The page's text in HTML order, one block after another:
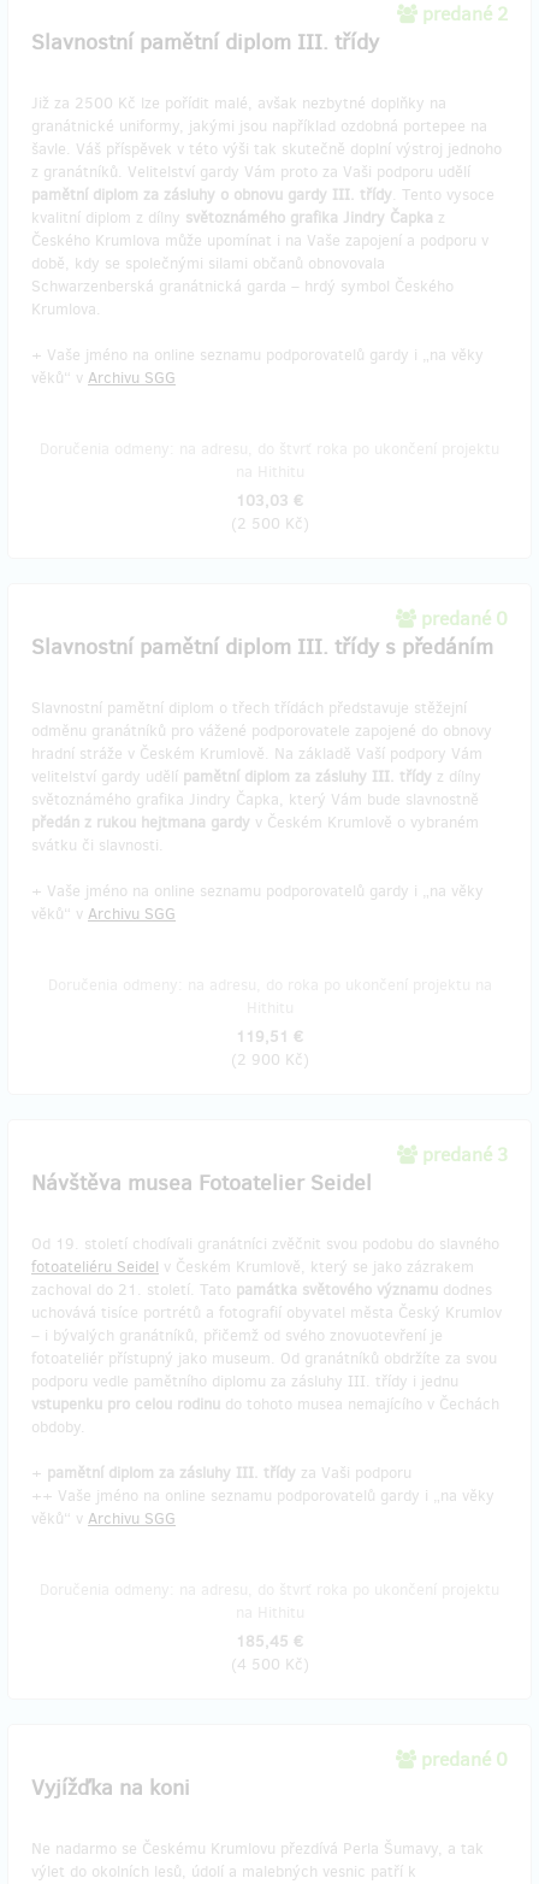
predané 2
Slavnostní pamětní diplom III. třídy
Již za 2500 Kč lze pořídit malé, avšak nezbytné doplňky na
granátnické uniformy, jakými jsou například ozdobná portepee na
šavle. Váš příspěvek v této výši tak skutečně doplní výstroj jednoho
z granátníků. Velitelství gardy Vám proto za Vaši podporu udělí
pamětní diplom za zásluhy o obnovu gardy III. třídy. Tento vysoce
kvalitní diplom z dílny světoznámého grafika Jindry Čapka z
Českého Krumlova může upomínat i na Vaše zapojení a podporu v
době, kdy se společnými silami občanů obnovovala
Schwarzenberská granátnická garda – hrdý symbol Českého
Krumlova.
+ Vaše jméno na online seznamu podporovatelů gardy i „na věky
věků“ v Archivu SGG
103,03 €
(2 500 Kč)
predané 0
Slavnostní pamětní diplom III. třídy s předáním
Slavnostní pamětní diplom o třech třídách představuje stěžejní
odměnu granátníků pro vážené podporovatele zapojené do obnovy
hradní stráže v Českém Krumlově. Na základě Vaší podpory Vám
velitelství gardy udělí pamětní diplom za zásluhy III. třídy z dílny
světoznámého grafika Jindry Čapka, který Vám bude slavnostně
předán z rukou hejtmana gardy v Českém Krumlově o vybraném
svátku či slavnosti.
+ Vaše jméno na online seznamu podporovatelů gardy i „na věky
věků“ v Archivu SGG
119,51 €
(2 900 Kč)
predané 3
Návštěva musea Fotoatelier Seidel
Od 19. století chodívali granátníci zvěčnit svou podobu do slavného
fotoateliéru Seidel v Českém Krumlově, který se jako zázrakem
zachoval do 21. století. Tato památka světového významu dodnes
uchovává tisíce portrétů a fotografií obyvatel města Český Krumlov
– i bývalých granátníků, přičemž od svého znovuotevření je
fotoateliér přístupný jako museum. Od granátníků obdržíte za svou
podporu vedle pamětního diplomu za zásluhy III. třídy i jednu
vstupenku pro celou rodinu do tohoto musea nemajícího v Čechách
obdoby.
+ pamětní diplom za zásluhy III. třídy za Vaši podporu
++ Vaše jméno na online seznamu podporovatelů gardy i „na věky
věků“ v Archivu SGG
185,45 €
(4 500 Kč)
predané 0
Vyjížďka na koni
Ne nadarmo se Českému Krumlovu přezdívá Perla Šumavy, a tak
výlet do okolních lesů, údolí a malebných vesnic patří k